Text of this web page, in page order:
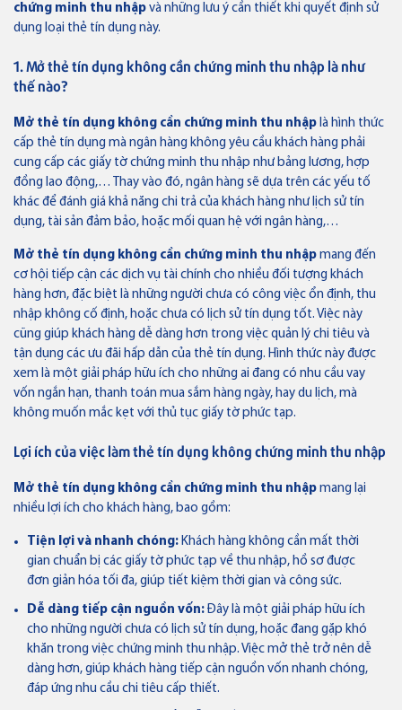
Ngân hàng số
Hộ Kinh doanh
Tiền gửi
Tín dụng
Bảo lãnh
Tài trợ thương mại
Quản lý dòng tiền
Ngân hàng điện tử
Ưu đãi
Dành cho Cá nhân
Dành cho Doanh nghiệp
Điểm giao dịch & ATM
Liên hệ
Về Bản Việt Tuyển dụng
Tin tức Nhà đầu tư
Thông báo
chứng minh thu nhập và những lưu ý cần thiết khi quyết định sử
dụng loại thẻ tín dụng này.
1. Mở thẻ tín dụng không cần chứng minh thu nhập là như
thế nào?
Mở thẻ tín dụng không cần chứng minh thu nhập là hình thức
cấp thẻ tín dụng mà ngân hàng không yêu cầu khách hàng phải
cung cấp các giấy tờ chứng minh thu nhập như bảng lương, hợp
đồng lao động,… Thay vào đó, ngân hàng sẽ dựa trên các yếu tố
khác để đánh giá khả năng chi trả của khách hàng như lịch sử tín
dụng, tài sản đảm bảo, hoặc mối quan hệ với ngân hàng,…
Mở thẻ tín dụng không cần chứng minh thu nhập mang đến
cơ hội tiếp cận các dịch vụ tài chính cho nhiều đối tượng khách
hàng hơn, đặc biệt là những người chưa có công việc ổn định, thu
nhập không cố định, hoặc chưa có lịch sử tín dụng tốt. Việc này
cũng giúp khách hàng dễ dàng hơn trong việc quản lý chi tiêu và
tận dụng các ưu đãi hấp dẫn của thẻ tín dụng. Hình thức này được
xem là một giải pháp hữu ích cho những ai đang có nhu cầu vay
vốn ngắn hạn, thanh toán mua sắm hàng ngày, hay du lịch, mà
không muốn mắc kẹt với thủ tục giấy tờ phức tạp.
Lợi ích của việc làm thẻ tín dụng không chứng minh thu nhập
Mở thẻ tín dụng không cần chứng minh thu nhập mang lại
nhiều lợi ích cho khách hàng, bao gồm:
Tiện lợi và nhanh chóng: Khách hàng không cần mất thời
gian chuẩn bị các giấy tờ phức tạp về thu nhập, hồ sơ được
đơn giản hóa tối đa, giúp tiết kiệm thời gian và công sức.
Dễ dàng tiếp cận nguồn vốn: Đây là một giải pháp hữu ích
cho những người chưa có lịch sử tín dụng, hoặc đang gặp khó
khăn trong việc chứng minh thu nhập. Việc mở thẻ trở nên dễ
dàng hơn, giúp khách hàng tiếp cận nguồn vốn nhanh chóng,
đáp ứng nhu cầu chi tiêu cấp thiết.